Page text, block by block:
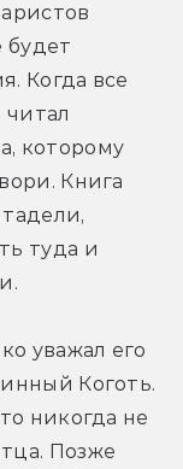
будет
Когда все
читал
которому
Книга
туда и
уважал его
Коготь.
никогда не
Позже